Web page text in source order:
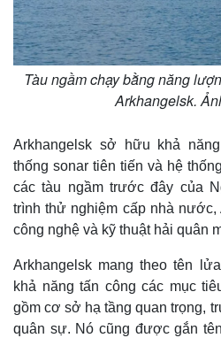
Tàu ngầm chạy bằng năng
Arkhangelsk.
Arkhangelsk sở hữu khả
thống sonar tiên tiến và hệ
các tàu ngầm trước đây của
trình thử nghiệm cấp nhà
công nghệ và kỹ thuật hải quân
Arkhangelsk mang theo tên
khả năng tấn công các mục
gồm cơ sở hạ tầng quan trọng,
quân sự. Nó cũng được gắn